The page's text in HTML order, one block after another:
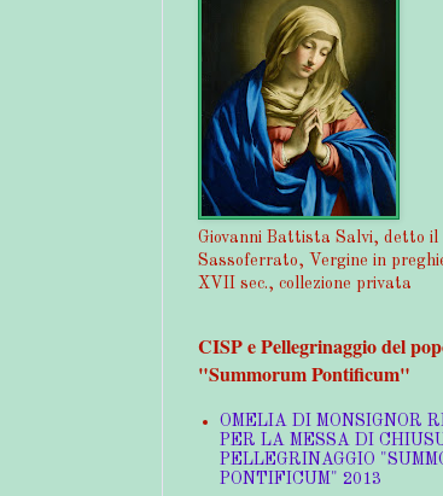
Giovanni Battista Salvi, detto il
Sassoferrato, Vergine in
XVII sec., collezione privata
CISP e Pellegrinaggio del
"Summorum Pontificum"
OMELIA DI MONSIGNOR
PER LA MESSA DI
PELLEGRINAGGIO
PONTIFICUM" 2013